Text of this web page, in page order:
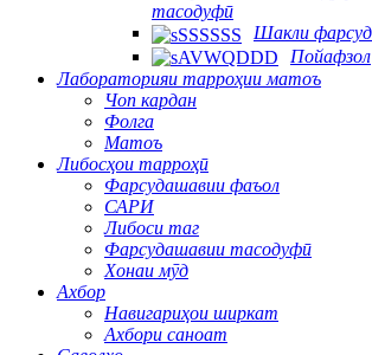
тасодуфӣ
Шакли
Пойафзол
Лабораторияи тарроҳии матоъ
Чоп кардан
Фолга
Матоъ
Либосҳои тарроҳӣ
Фарсудашавии фаъол
САРИ
Либоси таг
Фарсудашавии тасодуфӣ
Хонаи мӯд
Ахбор
Навигариҳои ширкат
Ахбори саноат